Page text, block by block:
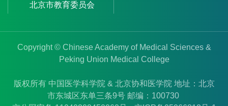
北京市教育委员会
Copyright © Chinese Academy of Medical Sciences &
Peking Union Medical College
版权所有 中国医学科学院 & 北京协和医学院 地址：北京
市东城区东单三条9号 邮编：100730